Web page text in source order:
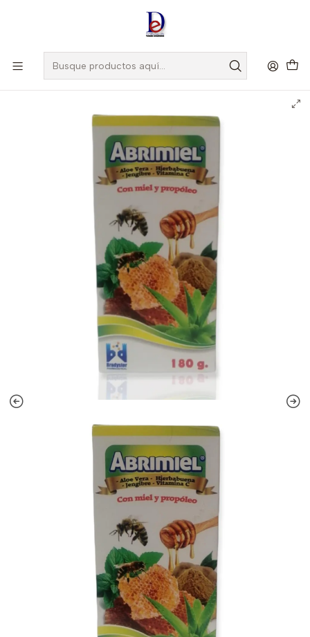
, Si eres nuevo regístrate
VIT MAX B+ZINC X 30 CAP -COMPLEJO B+ ZINC -
NATURALMENTE -VTO JUN 25 -UBI 20-F